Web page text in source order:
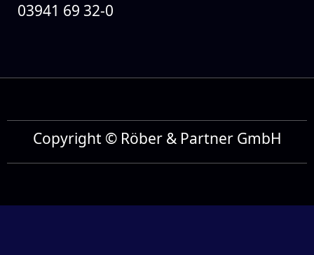
03941 69 32-0
Copyright © Röber & Partner GmbH